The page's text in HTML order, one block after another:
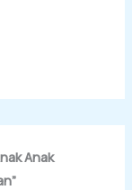
Anak